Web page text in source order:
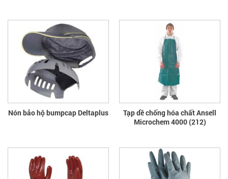
Nón bảo hộ bumpcap Deltaplus
Tạp dề chống hóa chất Ansell
Microchem 4000 (212)